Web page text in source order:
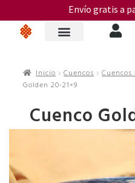
Envío gratis a
Inicio Cuencos
Golden 20-21×9
Cuenco